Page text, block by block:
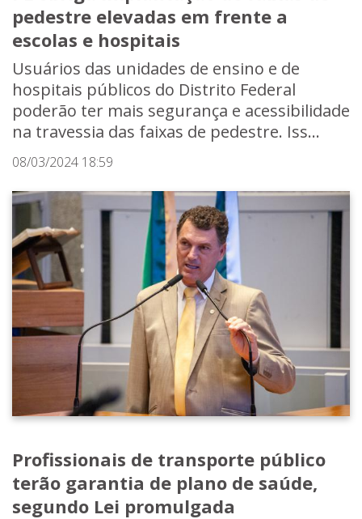
pedestre elevadas em frente a
escolas e hospitais
Usuários das unidades de ensino e de
hospitais públicos do Distrito Federal
poderão ter mais segurança e acessibilidade
na travessia das faixas de pedestre. Iss...
08/03/2024 18:59
Profissionais de transporte público
terão garantia de plano de saúde,
segundo Lei promulgada